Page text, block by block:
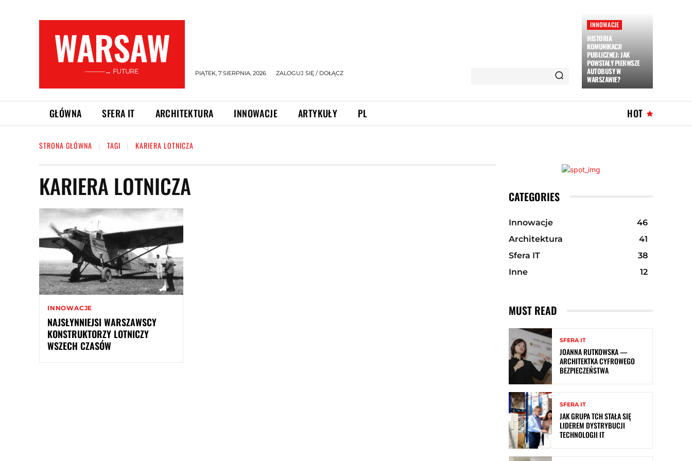
WARSAW
———→ FUTURE PIĄTEK, 7 SIERPNIA, 2026 ZALOGUJ SIĘ / DOŁĄCZ
INNOWACJE
HISTORIA
KOMUNIKACJI
PUBLICZNEJ: JAK
POWSTAŁY PIERWSZE
AUTOBUSY W
WARSZAWIE?
GŁÓWNA SFERA IT ARCHITEKTURA INNOWACJE ARTYKUŁY PL HOT
STRONA GŁÓWNA TAGI KARIERA LOTNICZA
KARIERA LOTNICZA
INNOWACJE
NAJSŁYNNIEJSI WARSZAWSCY
KONSTRUKTORZY LOTNICZY
WSZECH CZASÓW
CATEGORIES
Innowacje
46
Architektura
41
Sfera IT
38
Inne
12
MUST READ
SFERA IT
JOANNA RUTKOWSKA —
ARCHITEKTKA CYFROWEGO
BEZPIECZEŃSTWA
SFERA IT
JAK GRUPA TCH STAŁA SIĘ
LIDEREM DYSTRYBUCJI
TECHNOLOGII IT